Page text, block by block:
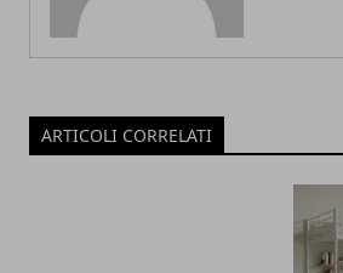
ARTICOLI CORRELATI